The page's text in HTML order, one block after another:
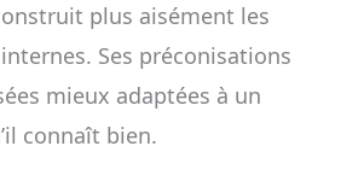
plus aisément les
Ses préconisations
mieux adaptées à un
connaît bien.